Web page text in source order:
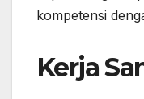
kompetensi
Kerja